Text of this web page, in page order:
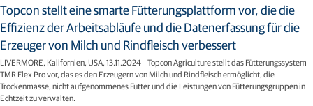
Topcon stellt eine smarte Fütterungsplattform vor, die die
Effizienz der Arbeitsabläufe und die Datenerfassung für die
Erzeuger von Milch und Rindfleisch verbessert
LIVERMORE, Kalifornien, USA, 13.11.2024 – Topcon Agriculture stellt das Fütterungssystem
TMR Flex Pro vor, das es den Erzeugern von Milch und Rindfleisch ermöglicht, die
Trockenmasse, nicht aufgenommenes Futter und die Leistungen von Fütterungsgruppen in
Echtzeit zu verwalten.